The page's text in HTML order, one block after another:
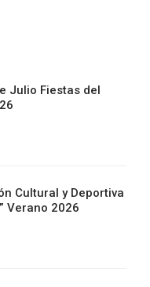
Julio Fiestas del
Cultural y Deportiva
Verano 2026